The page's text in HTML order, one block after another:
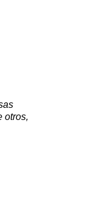
otros,